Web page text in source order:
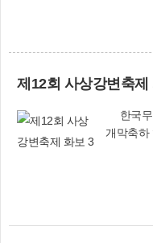
제12회 사상강변축제
개막축하